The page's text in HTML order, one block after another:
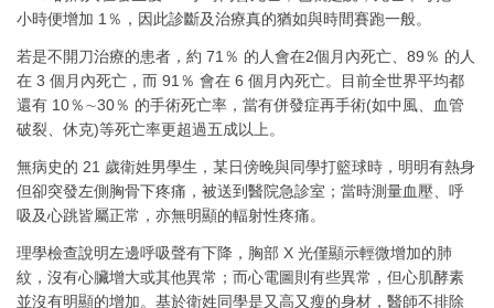
小時便增加 1％，因此診斷及治療真的猶如與時間賽跑一般。
若是不開刀治療的患者，約 71％ 的人會在2個月內死亡、89％ 的人
在 3 個月內死亡，而 91％ 會在 6 個月內死亡。目前全世界平均都
還有 10％∼30％ 的手術死亡率，當有併發症再手術(如中風、血管
破裂、休克)等死亡率更超過五成以上。
無病史的 21 歲衛姓男學生，某日傍晚與同學打籃球時，明明有熱身
但卻突發左側胸骨下疼痛，被送到醫院急診室；當時測量血壓、呼
吸及心跳皆屬正常，亦無明顯的輻射性疼痛。
理學檢查說明左邊呼吸聲有下降，胸部 X 光僅顯示輕微增加的肺
紋，沒有心臟增大或其他異常；而心電圖則有些異常，但心肌酵素
並沒有明顯的增加。基於衛姓同學是又高又瘦的身材，醫師不排除